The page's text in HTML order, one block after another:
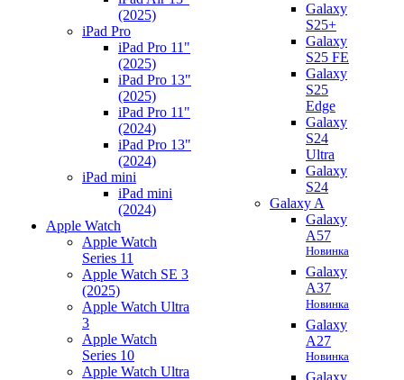
(2025)
iPad Pro
iPad Pro 11"
(2025)
iPad Pro 13"
(2025)
iPad Pro 11"
(2024)
iPad Pro 13"
(2024)
iPad mini
iPad mini
(2024)
Apple Watch
Apple Watch
Series 11
Apple Watch SE 3
(2025)
Apple Watch Ultra
3
Apple Watch
Series 10
Apple Watch Ultra
Galaxy
S25+
Galaxy
S25 FE
Galaxy
S25
Edge
Galaxy
S24
Ultra
Galaxy
S24
Galaxy A
Galaxy
A57
Новинка
Galaxy
A37
Новинка
Galaxy
A27
Новинка
Galaxy